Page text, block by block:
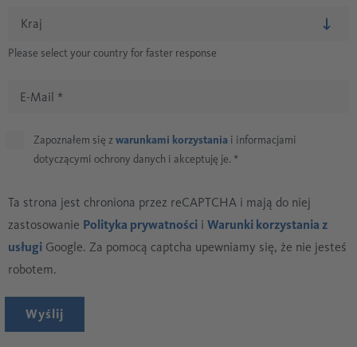
Please select your country for faster response
E-Mail *
Zapoznałem się z warunkami korzystania i informacjami
dotyczącymi ochrony danych i akceptuję je. *
Ta strona jest chroniona przez reCAPTCHA i mają do niej
zastosowanie Polityka prywatności i Warunki korzystania z
usługi Google. Za pomocą captcha upewniamy się, że nie jesteś
robotem.
Wyślij